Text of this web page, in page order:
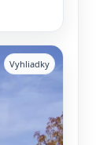
Vyhliadky